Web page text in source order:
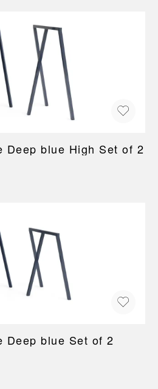
Deep blue High Set of 2
Deep blue Set of 2